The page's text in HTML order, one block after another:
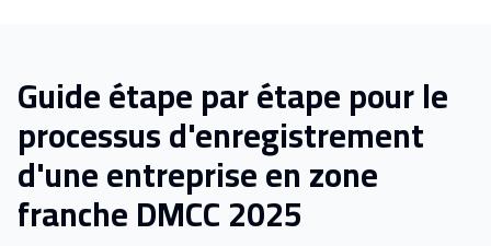
Guide étape par étape pour le
processus d'enregistrement
d'une entreprise en zone
franche DMCC 2025